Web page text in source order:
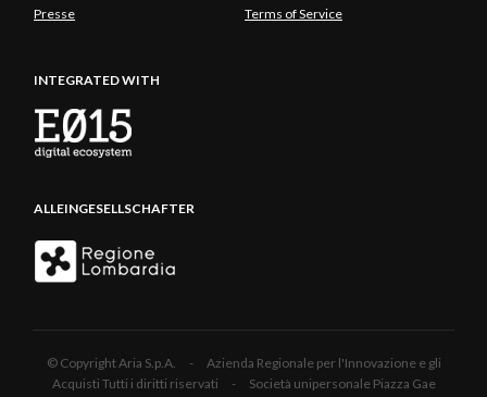
Presse Terms of Service
INTEGRATED WITH
ALLEINGESELLSCHAFTER
© Copyright Aria S.p.A. - Azienda Regionale per l'Innovazione e gli
Acquisti Tutti i diritti riservati - Società unipersonale Piazza Gae